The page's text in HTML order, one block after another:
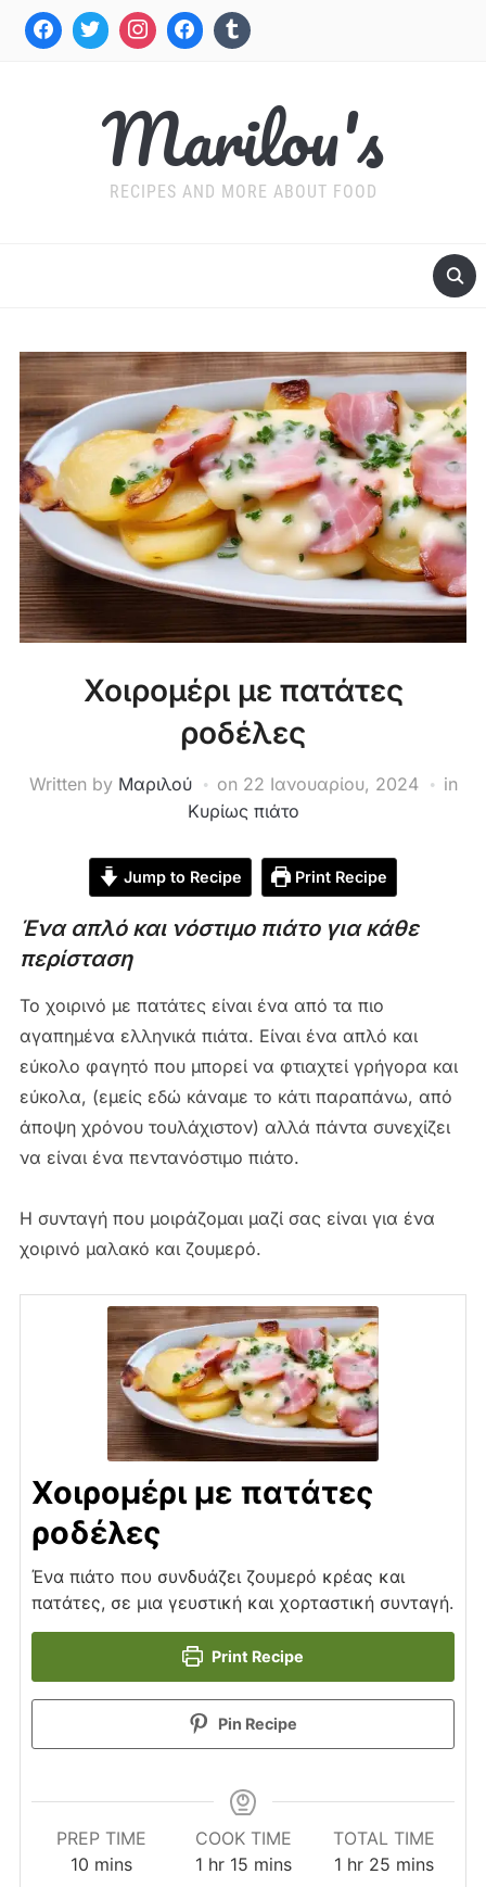
Marilou's
RECIPES AND MORE ABOUT FOOD
Χοιρομέρι με πατάτες
ροδέλες
Written by Μαριλού on 22 Ιανουαρίου, 2024
in
Κυρίως πιάτο
Jump to Recipe Print Recipe
Ένα απλό και νόστιμο πιάτο για κάθε
περίσταση
Το χοιρινό με πατάτες είναι ένα από τα πιο
αγαπημένα ελληνικά πιάτα. Είναι ένα απλό και
εύκολο φαγητό που μπορεί να φτιαχτεί γρήγορα και
εύκολα, (εμείς εδώ κάναμε το κάτι παραπάνω, από
άποψη χρόνου τουλάχιστον) αλλά πάντα συνεχίζει
να είναι ένα πεντανόστιμο πιάτο.
Η συνταγή που μοιράζομαι μαζί σας είναι για ένα
χοιρινό μαλακό και ζουμερό.
Χοιρομέρι με πατάτες
ροδέλες
Ένα πιάτο που συνδυάζει ζουμερό κρέας και
πατάτες, σε μια γευστική και χορταστική συνταγή.
Print Recipe
Pin Recipe
PREP TIME
10 minutes
mins
COOK TIME
1hour
hr 15minutes
mins
TOTAL TIME
1 hour
hr 25 minutes
mins